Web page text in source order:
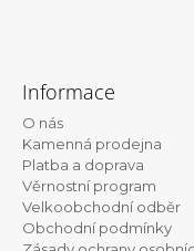
Informace
O nás
Kamenná prodejna
Platba a doprava
Věrnostní program
Velkoobchodní odběr
Obchodní podmínky